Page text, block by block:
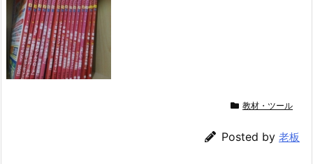
教材・ツール
Posted by 老板